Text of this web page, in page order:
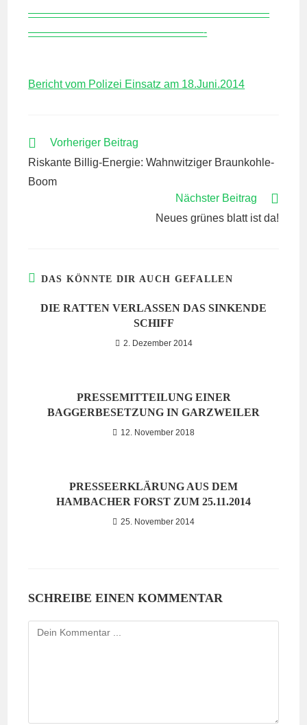
——————————————————————
————————————————-
Bericht vom Polizei Einsatz am 18.Juni.2014
WEITERE
ANSEHEN
Vorheriger Beitrag
Riskante Billig-Energie: Wahnwitziger Braunkohle-
Boom
Nächster Beitrag
Neues grünes blatt ist da!
DAS KÖNNTE DIR AUCH GEFALLEN
DIE RATTEN VERLASSEN DAS SINKENDE
SCHIFF
2. Dezember 2014
PRESSEMITTEILUNG EINER
BAGGERBESETZUNG IN GARZWEILER
12. November 2018
PRESSEERKLÄRUNG AUS DEM
HAMBACHER FORST ZUM 25.11.2014
25. November 2014
SCHREIBE EINEN KOMMENTAR
Kommentieren